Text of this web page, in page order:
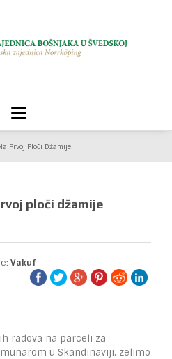
Prvoj Ploči Džamije
ploči džamije
Vakuf
radova na parceli za
u Skandinaviji, zelimo